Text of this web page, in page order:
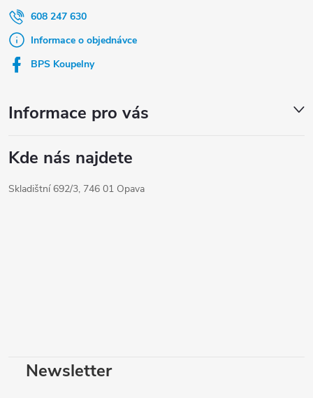
608 247 630
Informace o objednávce
BPS Koupelny
Informace pro vás
Kde nás najdete
Skladištní 692/3, 746 01 Opava
Newsletter